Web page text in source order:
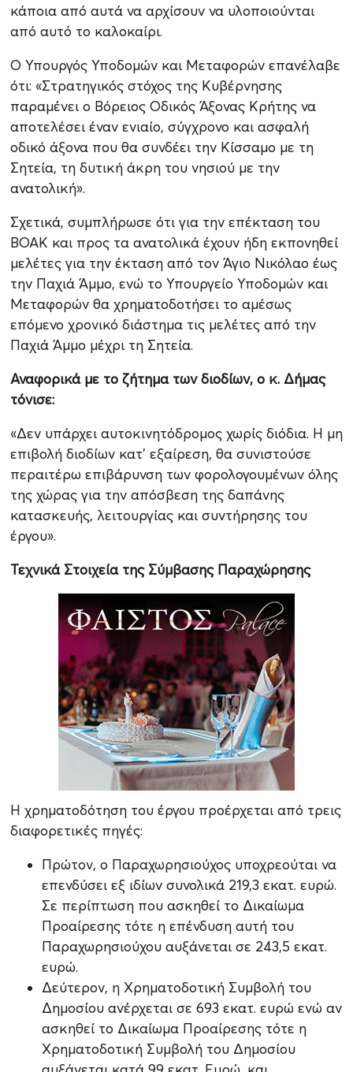
κάποια από αυτά να αρχίσουν να υλοποιούνται
από αυτό το καλοκαίρι.
Ο Υπουργός Υποδομών και Μεταφορών επανέλαβε
ότι: «Στρατηγικός στόχος της Κυβέρνησης
παραμένει ο Βόρειος Οδικός Άξονας Κρήτης να
αποτελέσει έναν ενιαίο, σύγχρονο και ασφαλή
οδικό άξονα που θα συνδέει την Κίσσαμο με τη
Σητεία, τη δυτική άκρη του νησιού με την
ανατολική».
Σχετικά, συμπλήρωσε ότι για την επέκταση του
ΒΟΑΚ και προς τα ανατολικά έχουν ήδη εκπονηθεί
μελέτες για την έκταση από τον Άγιο Νικόλαο έως
την Παχιά Άμμο, ενώ το Υπουργείο Υποδομών και
Μεταφορών θα χρηματοδοτήσει το αμέσως
επόμενο χρονικό διάστημα τις μελέτες από την
Παχιά Άμμο μέχρι τη Σητεία.
Αναφορικά με το ζήτημα των διοδίων, ο κ. Δήμας
τόνισε:
«Δεν υπάρχει αυτοκινητόδρομος χωρίς διόδια. Η μη
επιβολή διοδίων κατ’ εξαίρεση, θα συνιστούσε
περαιτέρω επιβάρυνση των φορολογουμένων όλης
της χώρας για την απόσβεση της δαπάνης
κατασκευής, λειτουργίας και συντήρησης του
έργου».
Τεχνικά Στοιχεία της Σύμβασης Παραχώρησης
Η χρηματοδότηση του έργου προέρχεται από τρεις
διαφορετικές πηγές:
Πρώτον, ο Παραχωρησιούχος υποχρεούται να
επενδύσει εξ ιδίων συνολικά 219,3 εκατ. ευρώ.
Σε περίπτωση που ασκηθεί το Δικαίωμα
Προαίρεσης τότε η επένδυση αυτή του
Παραχωρησιούχου αυξάνεται σε 243,5 εκατ.
ευρώ.
Δεύτερον, η Χρηματοδοτική Συμβολή του
Δημοσίου ανέρχεται σε 693 εκατ. ευρώ ενώ αν
ασκηθεί το Δικαίωμα Προαίρεσης τότε η
Χρηματοδοτική Συμβολή του Δημοσίου